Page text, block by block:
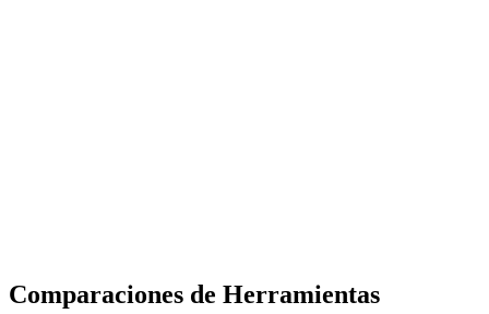
Comparaciones de Herramientas